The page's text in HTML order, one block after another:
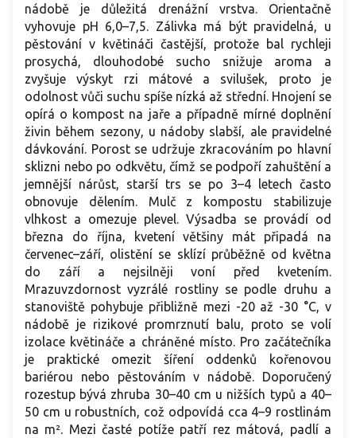
nádobě je důležitá drenážní vrstva. Orientačně
vyhovuje pH 6,0–7,5. Zálivka má být pravidelná, u
pěstování v květináči častější, protože bal rychleji
prosychá, dlouhodobé sucho snižuje aroma a
zvyšuje výskyt rzi mátové a svilušek, proto je
odolnost vůči suchu spíše nízká až střední. Hnojení se
opírá o kompost na jaře a případně mírné doplnění
živin během sezony, u nádoby slabší, ale pravidelné
dávkování. Porost se udržuje zkracováním po hlavní
sklizni nebo po odkvětu, čímž se podpoří zahuštění a
jemnější nárůst, starší trs se po 3–4 letech často
obnovuje dělením. Mulč z kompostu stabilizuje
vlhkost a omezuje plevel. Výsadba se provádí od
března do října, kvetení většiny mát připadá na
červenec–září, olistění se sklízí průběžně od května
do září a nejsilněji voní před kvetením.
Mrazuvzdornost vyzrálé rostliny se podle druhu a
stanoviště pohybuje přibližně mezi -20 až -30 °C, v
nádobě je rizikové promrznutí balu, proto se volí
izolace květináče a chráněné místo. Pro začátečníka
je praktické omezit šíření oddenků kořenovou
bariérou nebo pěstováním v nádobě. Doporučený
rozestup bývá zhruba 30–40 cm u nižších typů a 40–
50 cm u robustních, což odpovídá cca 4–9 rostlinám
na m². Mezi časté potíže patří rez mátová, padlí a